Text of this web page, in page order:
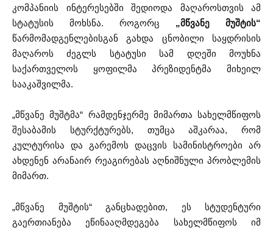
კომპანიის ინტერესებში შედიოდა მაღაროსთვის ამ
სტატუსის მოხსნა. როგორც „მწვანე მუშტის“
წარმომადგენლებისგან გახდა ცნობილი საყდრისის
მაღაროს ძეგლს სტატუსი სამ დღეში მოუხნა
საქართველოს ყოფილმა პრეზიდენტმა მიხეილ
სააკაშვილმა.
„მწვანე მუშტმა“ რამდენჯერმე მიმართა სახელმწიფოს
შესაბამის სტურქტურებს, თუმცა აშკარაა, რომ
კულტურისა და გარემოს დაცვის სამინისტროები არ
ახდენენ არანაირ რეაგირებას აღნიშნული პრობლემის
მიმართ.
„მწვანე მუშტის“ განცხადებით, ეს სტუდენტური
გაერთიანება ეწინააღმდეგება სახელმწიფოს იმ